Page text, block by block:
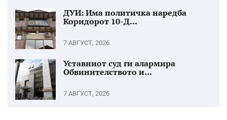
ДУИ: Има политичка наредба
Коридорот 10-Д...
7 АВГУСТ, 2026
Уставниот суд ги алармира
Обвинителството и...
7 АВГУСТ, 2026